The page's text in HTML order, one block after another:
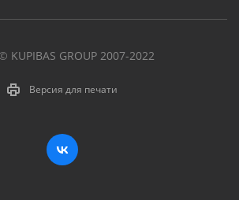
KUPIBAS GROUP 2007-2022
Версия для печати